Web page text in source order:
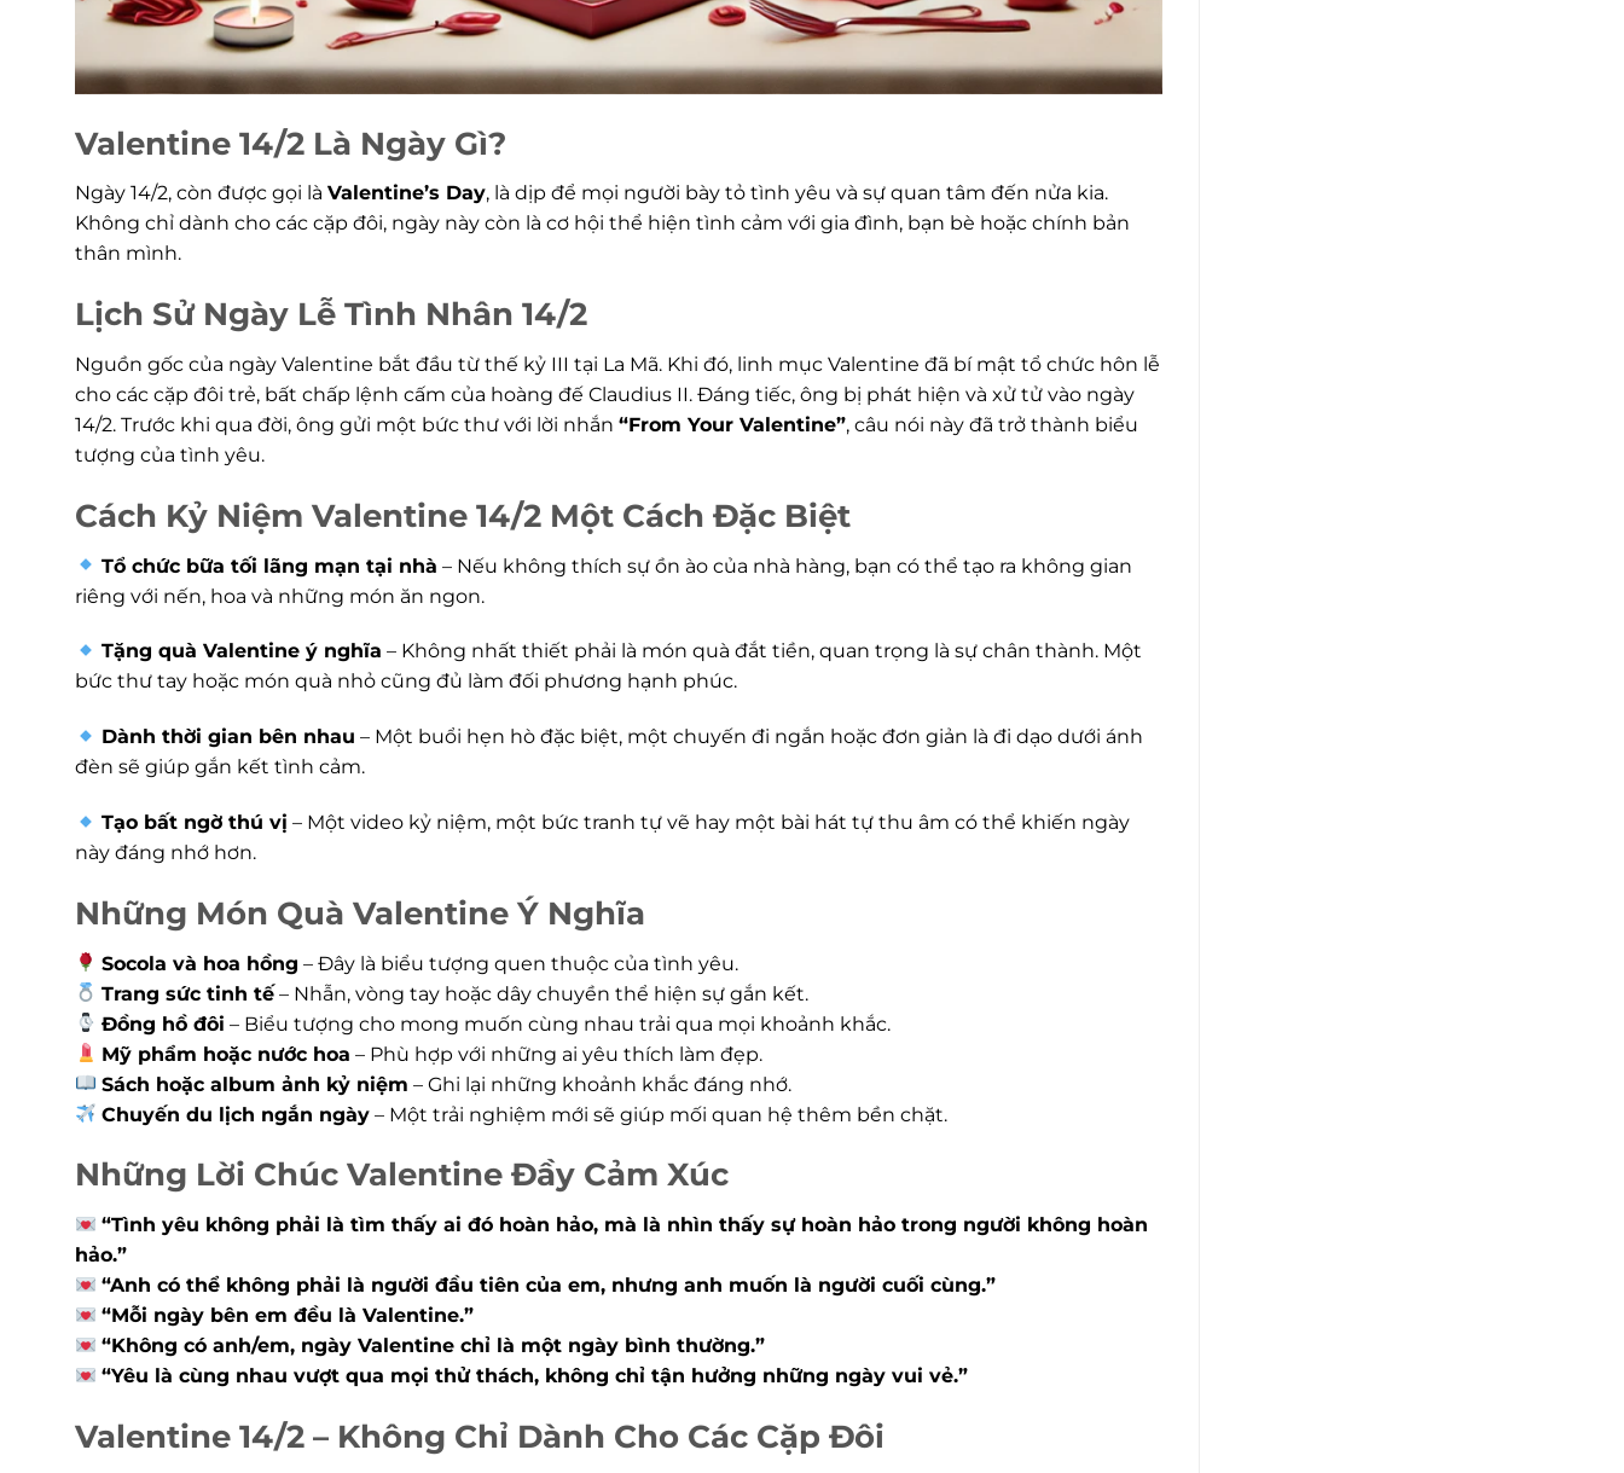
Valentine 14/2 Là Ngày Gì?
Ngày 14/2, còn được gọi là Valentine’s Day, là dịp để mọi người bày tỏ tình yêu và sự quan tâm đến nửa kia.
Không chỉ dành cho các cặp đôi, ngày này còn là cơ hội thể hiện tình cảm với gia đình, bạn bè hoặc chính bản
thân mình.
Lịch Sử Ngày Lễ Tình Nhân 14/2
Nguồn gốc của ngày Valentine bắt đầu từ thế kỷ III tại La Mã. Khi đó, linh mục Valentine đã bí mật tổ chức hôn lễ
cho các cặp đôi trẻ, bất chấp lệnh cấm của hoàng đế Claudius II. Đáng tiếc, ông bị phát hiện và xử tử vào ngày
14/2. Trước khi qua đời, ông gửi một bức thư với lời nhắn “From Your Valentine”, câu nói này đã trở thành biểu
tượng của tình yêu.
Cách Kỷ Niệm Valentine 14/2 Một Cách Đặc Biệt
Tổ chức bữa tối lãng mạn tại nhà – Nếu không thích sự ồn ào của nhà hàng, bạn có thể tạo ra không gian
riêng với nến, hoa và những món ăn ngon.
Tặng quà Valentine ý nghĩa – Không nhất thiết phải là món quà đắt tiền, quan trọng là sự chân thành. Một
bức thư tay hoặc món quà nhỏ cũng đủ làm đối phương hạnh phúc.
Dành thời gian bên nhau – Một buổi hẹn hò đặc biệt, một chuyến đi ngắn hoặc đơn giản là đi dạo dưới ánh
đèn sẽ giúp gắn kết tình cảm.
Tạo bất ngờ thú vị – Một video kỷ niệm, một bức tranh tự vẽ hay một bài hát tự thu âm có thể khiến ngày
này đáng nhớ hơn.
Những Món Quà Valentine Ý Nghĩa
Socola và hoa hồng – Đây là biểu tượng quen thuộc của tình yêu.
Trang sức tinh tế – Nhẫn, vòng tay hoặc dây chuyền thể hiện sự gắn kết.
Đồng hồ đôi – Biểu tượng cho mong muốn cùng nhau trải qua mọi khoảnh khắc.
Mỹ phẩm hoặc nước hoa – Phù hợp với những ai yêu thích làm đẹp.
Sách hoặc album ảnh kỷ niệm – Ghi lại những khoảnh khắc đáng nhớ.
Chuyến du lịch ngắn ngày – Một trải nghiệm mới sẽ giúp mối quan hệ thêm bền chặt.
Những Lời Chúc Valentine Đầy Cảm Xúc
“Tình yêu không phải là tìm thấy ai đó hoàn hảo, mà là nhìn thấy sự hoàn hảo trong người không hoàn
hảo.”
“Anh có thể không phải là người đầu tiên của em, nhưng anh muốn là người cuối cùng.”
“Mỗi ngày bên em đều là Valentine.”
“Không có anh/em, ngày Valentine chỉ là một ngày bình thường.”
“Yêu là cùng nhau vượt qua mọi thử thách, không chỉ tận hưởng những ngày vui vẻ.”
Valentine 14/2 – Không Chỉ Dành Cho Các Cặp Đôi